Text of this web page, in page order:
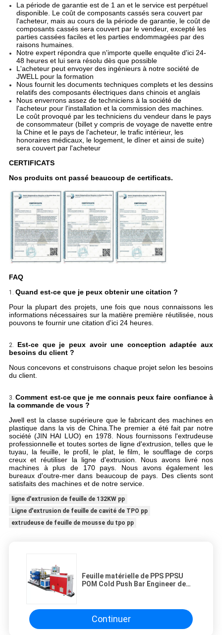
La période de garantie est de 1 an et le service est perpétuel
disponible. Le coût de composants cassés sera couvert par
l'acheteur, mais au cours de la période de garantie, le coût de
composants cassés sera couvert par le vendeur, excepté les
parties cassées faciles et les parties endommagées par des
raisons humaines.
Notre expert répondra que n'importe quelle enquête d'ici 24-
48 heures et lui sera résolu dès que possible
L'acheteur peut envoyer des ingénieurs à notre société de
JWELL pour la formation
Nous fournit les documents techniques complets et les dessins
relatifs des composants électriques dans chinois et anglais
Nous enverrons assez de techniciens à la société de
l'acheteur pour l'installation et la commission des machines.
Le coût provoqué par les techniciens du vendeur dans le pays
de consommateur (billet y compris de voyage de navette entre
la Chine et le pays de l'acheteur, le trafic intérieur, les
honoraires médicaux, le logement, le dîner et ainsi de suite)
sera couvert par l'acheteur
CERTIFICATS
Nos produits ont passé beaucoup de certificats.
FAQ
1. Quand est-ce que je peux obtenir une citation ?
Pour la plupart des projets, une fois que nous connaissons les
informations nécessaires sur la matière première réutilisée, nous
pouvons te fournir une citation d'ici 24 heures.
2. Est-ce que je peux avoir une conception adaptée aux
besoins du client ?
Nous concevons et construisons chaque projet selon les besoins
du client.
3.Comment est-ce que je me connais peux faire confiance à
la commande de vous ?
Jwell est la classe supérieure que le fabricant des machines en
plastique dans la vis de China.The premier a été fait par notre
société (JIN HAI LUO) en 1978. Nous fournissons l'extrudeuse
professionnelle et toutes sortes de ligne d'extrusion, telles que le
tuyau, la feuille, le profil, le plat, le film, le soufflage de corps
creux et réutiliser la ligne d'extrusion. Nous avons livré nos
machines à plus de 170 pays. Nous avons également les
bureaux d'outre-mer dans beaucoup de pays. Des clients sont
satisfaits des machines et de notre service.
ligne d'extrusion de feuille de 132KW pp
Ligne d'extrusion de feuille de cavité de TPO pp
extrudeuse de feuille de mousse du tpo pp
Feuille matérielle de PPS PPSU
POM Cold Push Bar Engineer de
Continuer